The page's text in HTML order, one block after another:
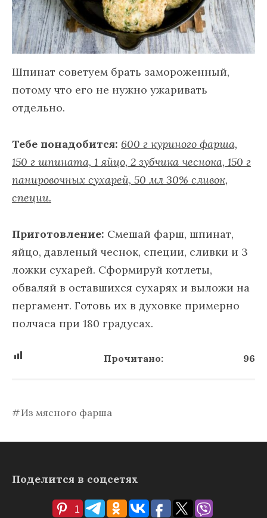
Шпинат советуем брать замороженный,
потому что его не нужно ужаривать
отдельно.
Тебе понадобится: 600 г куриного фарша,
150 г шпината, 1 яйцо, 2 зубчика чеснока, 150 г
панировочных сухарей, 50 мл 30% сливок,
специи.
Приготовление: Смешай фарш, шпинат,
яйцо, давленый чеснок, специи, сливки и 3
ложки сухарей. Сформируй котлеты,
обваляй в оставшихся сухарях и выложи на
пергамент. Готовь их в духовке примерно
полчаса при 180 градусах.
Прочитано: 96
Из мясного фарша
Поделится в соцсетях
1